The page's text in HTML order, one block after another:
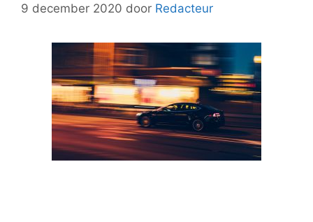
9 december 2020 door Redacteur